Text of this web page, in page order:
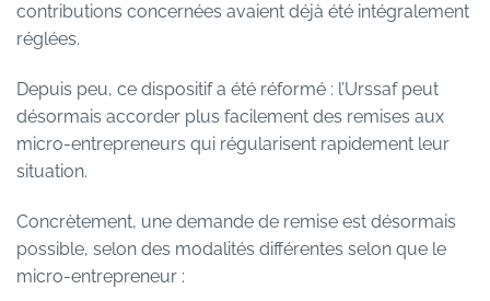
contributions concernées avaient déjà été intégralement
réglées.
Depuis peu, ce dispositif a été réformé : l’Urssaf peut
désormais accorder plus facilement des remises aux
micro-entrepreneurs qui régularisent rapidement leur
situation.
Concrètement, une demande de remise est désormais
possible, selon des modalités différentes selon que le
micro-entrepreneur :